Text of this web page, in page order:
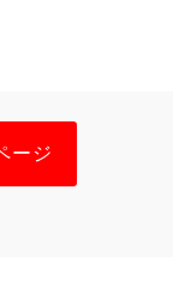
ージ